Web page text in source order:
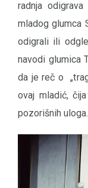
radnja
mladog glumca
odigrali ili
navodi glumica
da je reč o
ovaj mladić,
pozorišnih uloga.